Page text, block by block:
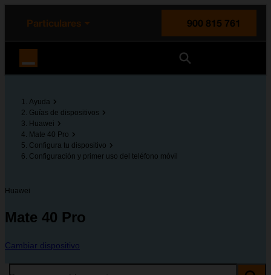
principal
la página
Particulares
900 815 761
Ayuda
Guías de dispositivos
Huawei
Mate 40 Pro
Configura tu dispositivo
Configuración y primer uso del teléfono móvil
Huawei
Mate 40 Pro
Cambiar dispositivo